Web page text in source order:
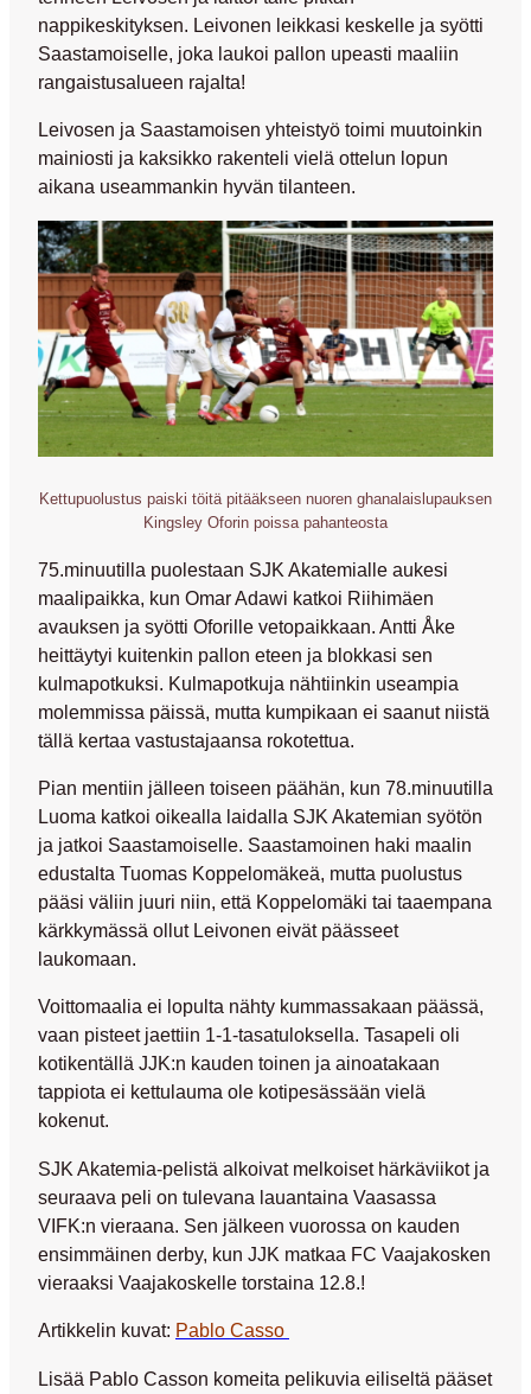
nappikeskityksen. Leivonen leikkasi keskelle ja syötti
Saastamoiselle, joka laukoi pallon upeasti maaliin
rangaistusalueen rajalta!
Leivosen ja Saastamoisen yhteistyö toimi muutoinkin
mainiosti ja kaksikko rakenteli vielä ottelun lopun
aikana useammankin hyvän tilanteen.
Kettupuolustus paiski töitä pitääkseen nuoren ghanalaislupauksen
Kingsley Oforin poissa pahanteosta
75.minuutilla puolestaan SJK Akatemialle aukesi
maalipaikka, kun Omar Adawi katkoi Riihimäen
avauksen ja syötti Oforille vetopaikkaan. Antti Åke
heittäytyi kuitenkin pallon eteen ja blokkasi sen
kulmapotkuksi. Kulmapotkuja nähtiinkin useampia
molemmissa päissä, mutta kumpikaan ei saanut niistä
tällä kertaa vastustajaansa rokotettua.
Pian mentiin jälleen toiseen päähän, kun 78.minuutilla
Luoma katkoi oikealla laidalla SJK Akatemian syötön
ja jatkoi Saastamoiselle. Saastamoinen haki maalin
edustalta Tuomas Koppelomäkeä, mutta puolustus
pääsi väliin juuri niin, että Koppelomäki tai taaempana
kärkkymässä ollut Leivonen eivät päässeet
laukomaan.
Voittomaalia ei lopulta nähty kummassakaan päässä,
vaan pisteet jaettiin 1-1-tasatuloksella. Tasapeli oli
kotikentällä JJK:n kauden toinen ja ainoatakaan
tappiota ei kettulauma ole kotipesässään vielä
kokenut.
SJK Akatemia-pelistä alkoivat melkoiset härkäviikot ja
seuraava peli on tulevana lauantaina Vaasassa
VIFK:n vieraana. Sen jälkeen vuorossa on kauden
ensimmäinen derby, kun JJK matkaa FC Vaajakosken
vieraaksi Vaajakoskelle torstaina 12.8.!
Artikkelin kuvat: Pablo Casso
Lisää Pablo Casson komeita pelikuvia eiliseltä pääset